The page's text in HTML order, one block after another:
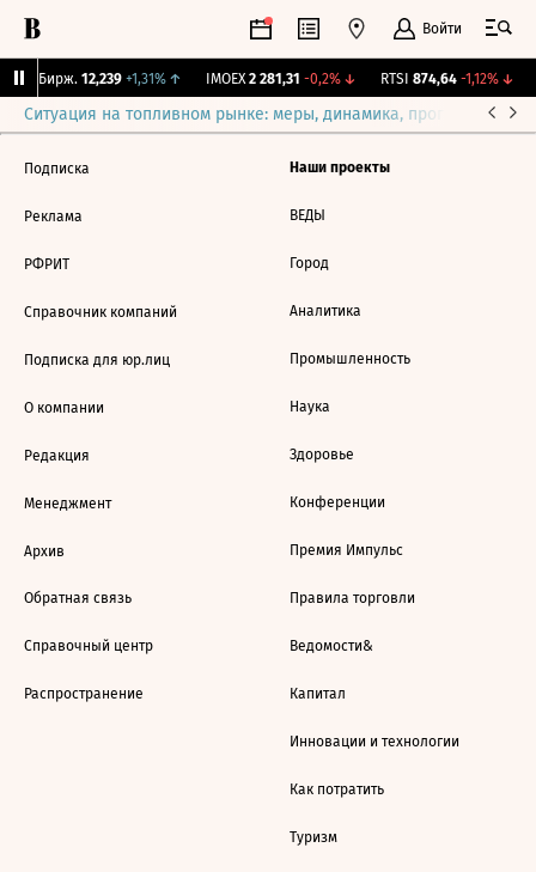
Войти
CNY Бирж. 12,239 +1,31%↑ IMOEX 2 281,31 -0,2%↓ RTSI 874,64 -1,12%↓
Ситуация на топливном рынке: меры, динамика, прогнозы
Подписка
Реклама
РФРИТ
Справочник компаний
Подписка для юр.лиц
О компании
Редакция
Менеджмент
Архив
Обратная связь
Справочный центр
Распространение
Наши проекты
ВЕДЫ
Город
Аналитика
Промышленность
Наука
Здоровье
Конференции
Премия Импульс
Правила торговли
Ведомости&
Капитал
Инновации и технологии
Как потратить
Туризм